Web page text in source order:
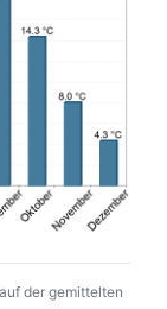
der gemittelten